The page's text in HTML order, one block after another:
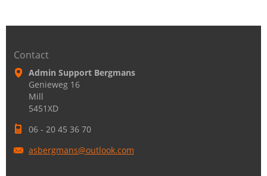
Contact
Admin Support Bergmans
Genieweg 16
Mill
5451XD
06 - 20 45 36 70
asbergmans@outlook.com